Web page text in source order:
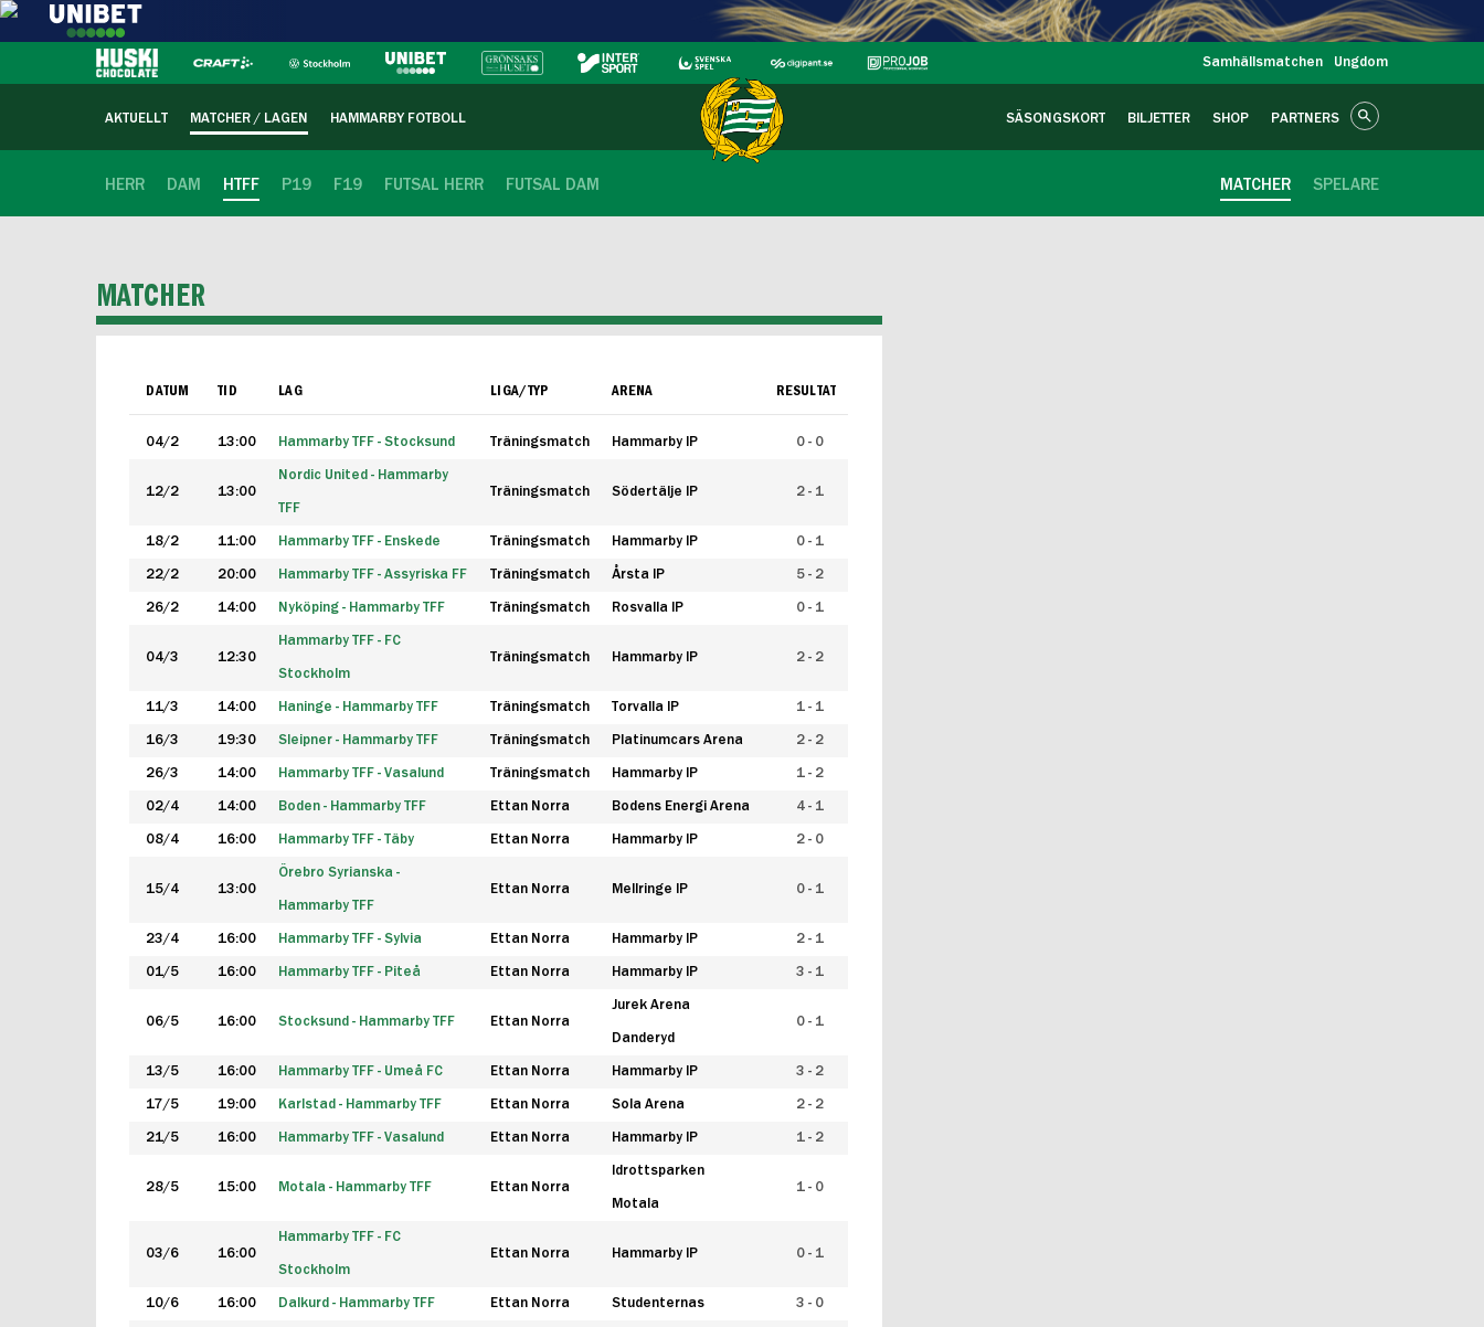
Samhällsmatchen Ungdom
AKTUELLT MATCHER / LAGEN HAMMARBY FOTBOLL SÄSONGSKORT BILJETTER SHOP PARTNERS
HERR DAM HTFF P19 F19 FUTSAL HERR FUTSAL DAM SPELARE
MATCHER
MATCHER
DATUM TID LAG LIGA/TYP ARENA RESULTAT
04/2 13:00 Hammarby TFF - Stocksund Träningsmatch Hammarby IP 0 - 0
12/2 13:00
Nordic United - Hammarby
TFF
Träningsmatch Södertälje IP 2 - 1
18/2 11:00 Hammarby TFF - Enskede Träningsmatch Hammarby IP 0 - 1
22/2 20:00 Hammarby TFF - Assyriska FF Träningsmatch Årsta IP 5 - 2
26/2 14:00 Nyköping - Hammarby TFF Träningsmatch Rosvalla IP 0 - 1
04/3 12:30
Hammarby TFF - FC
Stockholm
Träningsmatch Hammarby IP 2 - 2
11/3 14:00 Haninge - Hammarby TFF Träningsmatch Torvalla IP 1 - 1
16/3 19:30 Sleipner - Hammarby TFF Träningsmatch Platinumcars Arena 2 - 2
26/3 14:00 Hammarby TFF - Vasalund Träningsmatch Hammarby IP 1 - 2
02/4 14:00 Boden - Hammarby TFF Ettan Norra Bodens Energi Arena 4 - 1
08/4 16:00 Hammarby TFF - Täby Ettan Norra Hammarby IP 2 - 0
15/4 13:00
Örebro Syrianska -
Hammarby TFF
Ettan Norra Mellringe IP 0 - 1
23/4 16:00 Hammarby TFF - Sylvia Ettan Norra Hammarby IP 2 - 1
01/5 16:00 Hammarby TFF - Piteå Ettan Norra Hammarby IP 3 - 1
06/5 16:00 Stocksund - Hammarby TFF Ettan Norra
Jurek Arena
Danderyd
0 - 1
13/5 16:00 Hammarby TFF - Umeå FC Ettan Norra Hammarby IP 3 - 2
17/5 19:00 Karlstad - Hammarby TFF Ettan Norra Sola Arena 2 - 2
21/5 16:00 Hammarby TFF - Vasalund Ettan Norra Hammarby IP 1 - 2
28/5 15:00 Motala - Hammarby TFF Ettan Norra
Idrottsparken
Motala
1 - 0
03/6 16:00
Hammarby TFF - FC
Stockholm
Ettan Norra Hammarby IP 0 - 1
10/6 16:00 Dalkurd - Hammarby TFF Ettan Norra Studenternas 3 - 0